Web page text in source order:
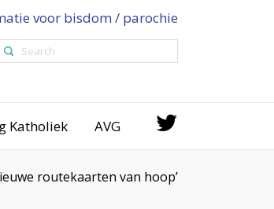
voor bisdom / parochie
Katholiek AVG
routekaarten van hoop’